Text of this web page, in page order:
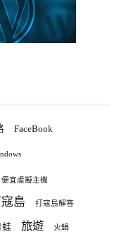
FaceBook
便宜虛擬主機
島 打寇島解答
蛙 旅遊 火鍋